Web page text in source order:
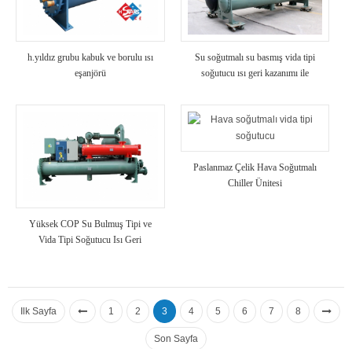
h.yıldız grubu kabuk ve borulu ısı
eşanjörü
Su soğutmalı su basmış vida tipi
soğutucu ısı geri kazanımı ile
Yüksek COP Su Bulmuş Tipi ve
Vida Tipi Soğutucu Isı Geri
Paslanmaz Çelik Hava Soğutmalı
Chiller Ünitesi
Ilk Sayfa 1 2 3 4 5 6 7 8
Son Sayfa